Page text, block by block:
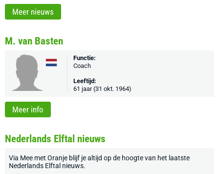
Meer nieuws
M. van Basten
Functie:
Coach
Leeftijd:
61 jaar (31 okt. 1964)
Meer info
Nederlands Elftal nieuws
Via Mee met Oranje blijf je altijd op de hoogte van het laatste
Nederlands Elftal nieuws.